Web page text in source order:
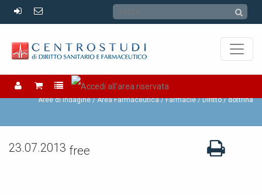
Farmacie
Aree di Indagine / Area Farmaceutica / Farmacie Diritto / dottrina
23.07.2013 free